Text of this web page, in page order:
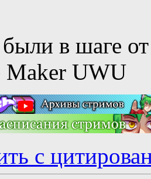
в шаге от
Maker UWU
с